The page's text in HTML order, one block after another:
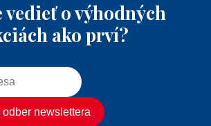
vedieť o výhodných
ako prví?